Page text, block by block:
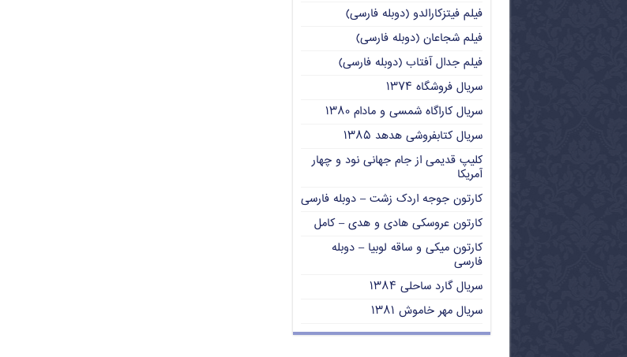
فیلم فیتزکارالدو (دوبله فارسی)
فیلم شجاعان (دوبله فارسی)
فیلم جدال آفتاب (دوبله فارسی)
سریال فروشگاه ۱۳۷۴
سریال کاراگاه شمسی و مادام ۱۳۸۰
سریال کتابفروشی هدهد ۱۳۸۵
کلیپ قدیمی از جام جهانی نود و چهار
آمریکا
کارتون جوجه اردک زشت – دوبله فارسی
کارتون عروسکی هادی و هدی – کامل
کارتون میکی و ساقه لوبیا – دوبله
فارسی
سریال گارد ساحلی ۱۳۸۴
سریال مهر خاموش ۱۳۸۱